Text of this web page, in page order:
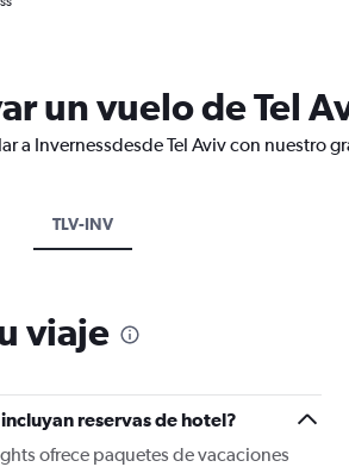
un vuelo de Tel
a Invernessdesde Tel Aviv con nuestro
TLV-INV
viaje
reservas de hotel?
ofrece paquetes de vacaciones